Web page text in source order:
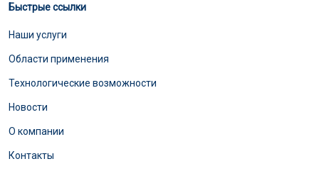
Быстрые ссылки
Наши услуги
Области применения
Технологические возможности
Новости
О компании
Контакты